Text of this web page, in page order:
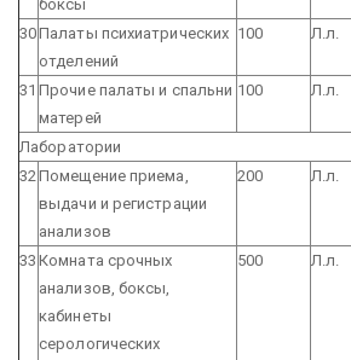
боксы
30Палаты психиатрических
отделений
100 Л.л.
31 Прочие палаты и спальни
матерей
100 Л.л.
Лаборатории
32 Помещение приема,
выдачи и регистрации
анализов
200 Л.л.
33 Комната срочных
анализов, боксы,
кабинеты
серологических
500 Л.л.